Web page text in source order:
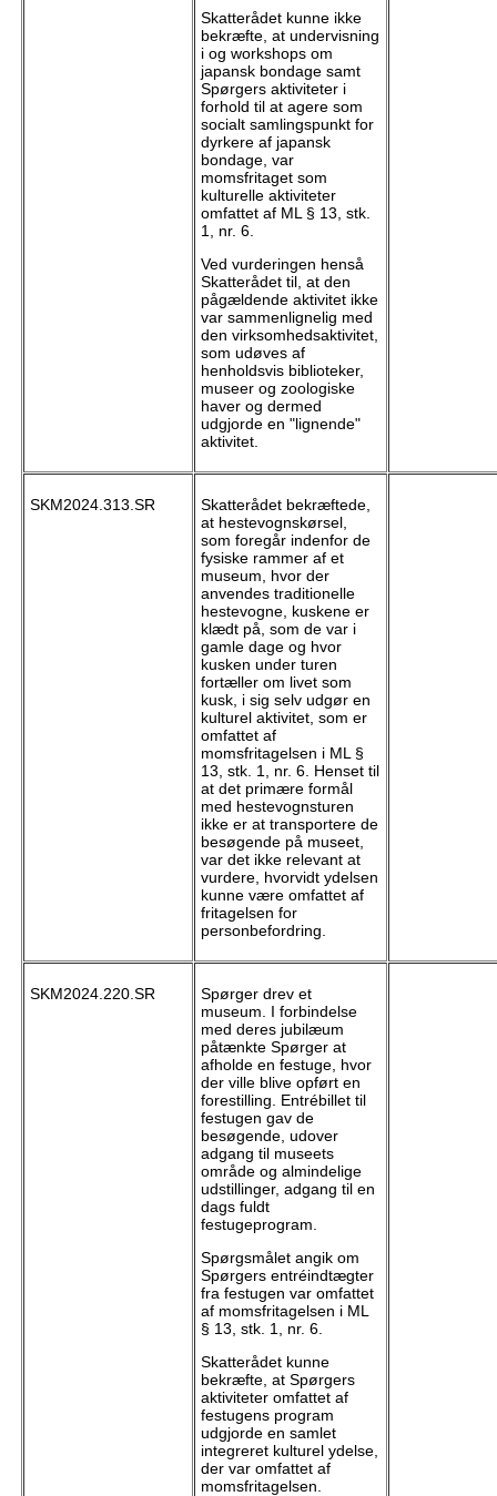
Skatterådet kunne ikke
bekræfte, at undervisning
i og workshops om
japansk bondage samt
Spørgers aktiviteter i
forhold til at agere som
socialt samlingspunkt for
dyrkere af japansk
bondage, var
momsfritaget som
kulturelle aktiviteter
omfattet af ML § 13, stk.
1, nr. 6.
Ved vurderingen henså
Skatterådet til, at den
pågældende aktivitet ikke
var sammenlignelig med
den virksomhedsaktivitet,
som udøves af
henholdsvis biblioteker,
museer og zoologiske
haver og dermed
udgjorde en "lignende"
aktivitet.
SKM2024.313.SR
Skatterådet bekræftede,
at hestevognskørsel,
som foregår indenfor de
fysiske rammer af et
museum, hvor der
anvendes traditionelle
hestevogne, kuskene er
klædt på, som de var i
gamle dage og hvor
kusken under turen
fortæller om livet som
kusk, i sig selv udgør en
kulturel aktivitet, som er
omfattet af
momsfritagelsen i ML §
13, stk. 1, nr. 6. Henset til
at det primære formål
med hestevognsturen
ikke er at transportere de
besøgende på museet,
var det ikke relevant at
vurdere, hvorvidt ydelsen
kunne være omfattet af
fritagelsen for
personbefordring.
SKM2024.220.SR
Spørger drev et
museum. I forbindelse
med deres jubilæum
påtænkte Spørger at
afholde en festuge, hvor
der ville blive opført en
forestilling. Entrébillet til
festugen gav de
besøgende, udover
adgang til museets
område og almindelige
udstillinger, adgang til en
dags fuldt
festugeprogram.
Spørgsmålet angik om
Spørgers entréindtægter
fra festugen var omfattet
af momsfritagelsen i ML
§ 13, stk. 1, nr. 6.
Skatterådet kunne
bekræfte, at Spørgers
aktiviteter omfattet af
festugens program
udgjorde en samlet
integreret kulturel ydelse,
der var omfattet af
momsfritagelsen.